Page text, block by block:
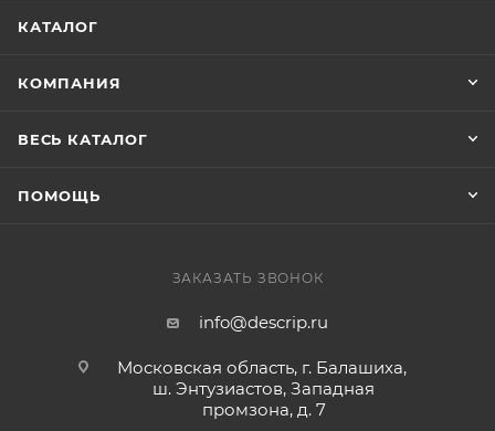
КАТАЛОГ
КОМПАНИЯ
ВЕСЬ КАТАЛОГ
ПОМОЩЬ
ЗАКАЗАТЬ ЗВОНОК
info@descrip.ru
Московская область, г. Балашиха,
ш. Энтузиастов, Западная
промзона, д. 7